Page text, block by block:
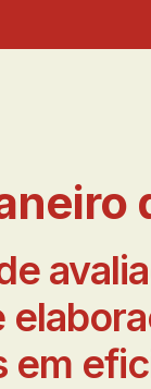
em